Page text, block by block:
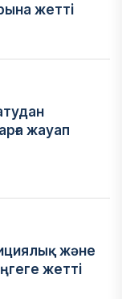
жетті
жауап
және
жетті